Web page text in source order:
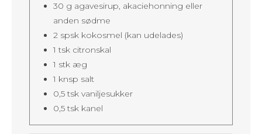
30 g agavesirup, akaciehonning eller
anden sødme
2 spsk kokosmel (kan udelades)
1 tsk citronskal
1 stk æg
1 knsp salt
0,5 tsk vaniljesukker
0,5 tsk kanel